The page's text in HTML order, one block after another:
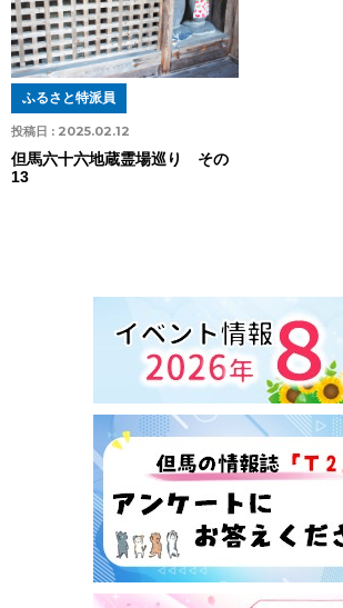
投稿日 : 2025.02.12
ふるさと特派員
但馬六十六地蔵霊場巡り その
13